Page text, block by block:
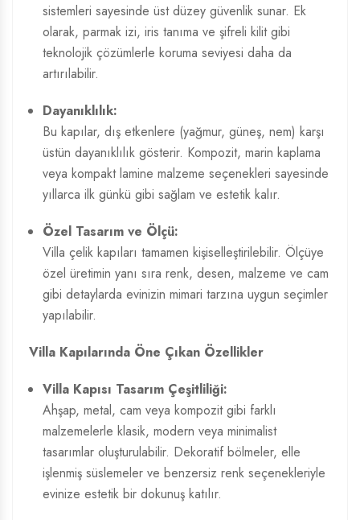
sistemleri sayesinde üst düzey güvenlik sunar. Ek
olarak, parmak izi, iris tanıma ve şifreli kilit gibi
teknolojik çözümlerle koruma seviyesi daha da
artırılabilir.
Dayanıklılık:
Bu kapılar, dış etkenlere (yağmur, güneş, nem) karşı
üstün dayanıklılık gösterir. Kompozit, marin kaplama
veya kompakt lamine malzeme seçenekleri sayesinde
yıllarca ilk günkü gibi sağlam ve estetik kalır.
Özel Tasarım ve Ölçü:
Villa çelik kapıları tamamen kişiselleştirilebilir. Ölçüye
özel üretimin yanı sıra renk, desen, malzeme ve cam
gibi detaylarda evinizin mimari tarzına uygun seçimler
yapılabilir.
Villa Kapılarında Öne Çıkan Özellikler
Villa Kapısı Tasarım Çeşitliliği:
Ahşap, metal, cam veya kompozit gibi farklı
malzemelerle klasik, modern veya minimalist
tasarımlar oluşturulabilir. Dekoratif bölmeler, elle
işlenmiş süslemeler ve benzersiz renk seçenekleriyle
evinize estetik bir dokunuş katılır.